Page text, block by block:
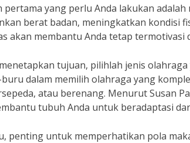
pertama yang perlu Anda lakukan
berat badan, meningkatkan kondisi
akan membantu Anda tetap termotivasi
tujuan, pilihlah jenis
dalam memilih olahraga yang
atau berenang. Menurut Susan
tubuh Anda untuk beradaptasi
penting untuk memperhatikan pola